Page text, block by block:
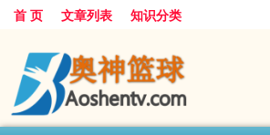
首 页 文章列表 知识分类